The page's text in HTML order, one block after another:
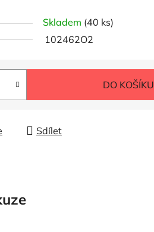
Skladem (40 ks)
102462O2
DO KOŠÍKU
Sdílet